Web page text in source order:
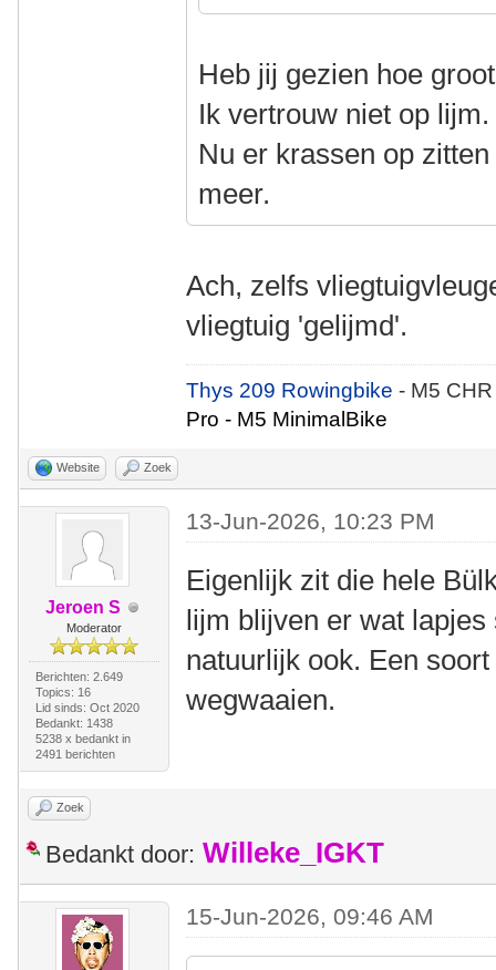
Heb jij gezien hoe
Ik vertrouw niet op
Nu er krassen op
meer.
Ach, zelfs
vliegtuig 'gelijmd'.
Thys 209 Rowingbike- M5
Pro - M5 MinimalBike
Website Zoek
Jeroen S
Moderator
Berichten: 2.649
Topics: 16
Lid sinds: Oct 2020
Bedankt: 1438
5238 x bedankt in
2491 berichten
13-Jun-2026, 10:23 PM
Eigenlijk zit die hele
lijm blijven er wat
natuurlijk ook. Een
wegwaaien.
Zoek
Bedankt door: Willeke_IGKT
15-Jun-2026, 09:46 AM